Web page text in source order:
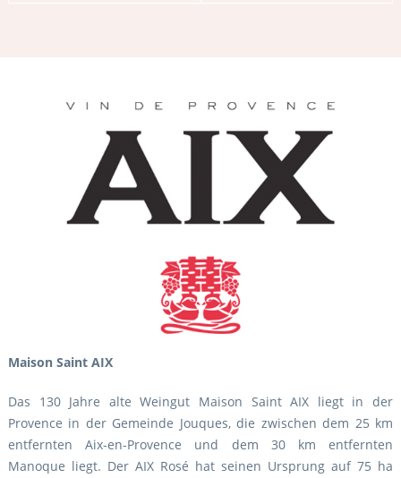
Maison Saint AIX
Das 130 Jahre alte Weingut Maison Saint AIX liegt in der
Provence in der Gemeinde Jouques, die zwischen dem 25 km
entfernten Aix-en-Provence und dem 30 km entfernten
Manoque liegt. Der AIX Rosé hat seinen Ursprung auf 75 ha